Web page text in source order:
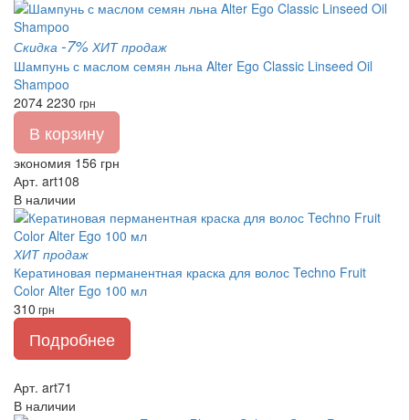
Скидка -7% ХИТ продаж
Шампунь с маслом семян льна Alter Ego Classic Linseed Oil
Shampoo
2074 2230 грн
В корзину
экономия 156 грн
Арт. art108
В наличии
ХИТ продаж
Кератиновая перманентная краска для волос Techno Fruit
Color Alter Ego 100 мл
310 грн
Подробнее
Арт. art71
В наличии